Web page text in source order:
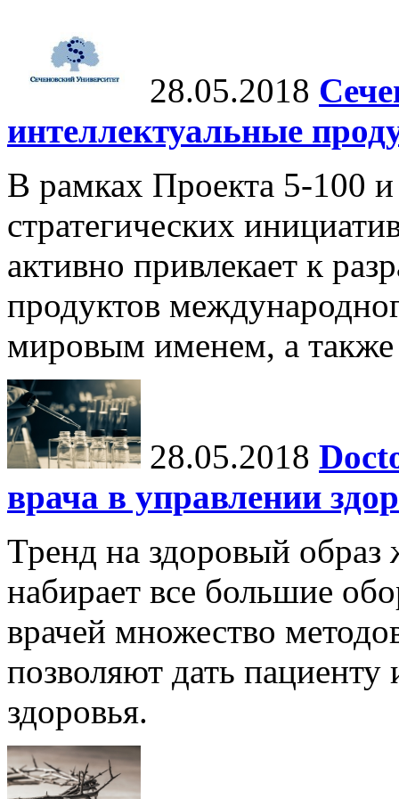
28.05.2018
интеллектуальные
В рамках Проекта 5-100
стратегических
активно привлекает к
продуктов
мировым именем, а
28.05.2018
врача в управлении
Тренд на здоровый
набирает все большие
врачей множество
позволяют дать
здоровья.